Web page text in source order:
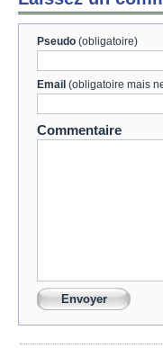
Pseudo (obligatoire)
Email (obligatoire mais
Commentaire